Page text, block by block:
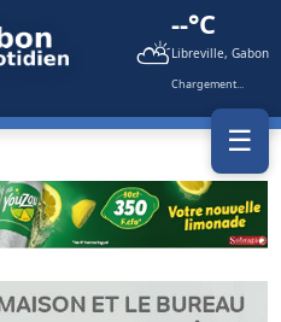
⛅
--°C
Libreville, Gabon
Chargement...
☰